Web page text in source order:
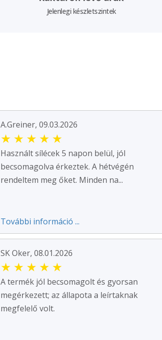
Jelenlegi készletszintek
A.Greiner, 09.03.2026
★ ★ ★ ★ ★
Használt sílécek 5 napon belül, jól
becsomagolva érkeztek. A hétvégén
rendeltem meg őket. Minden na...
További információ ...
SK Oker, 08.01.2026
★ ★ ★ ★ ★
A termék jól becsomagolt és gyorsan
megérkezett; az állapota a leírtaknak
megfelelő volt.